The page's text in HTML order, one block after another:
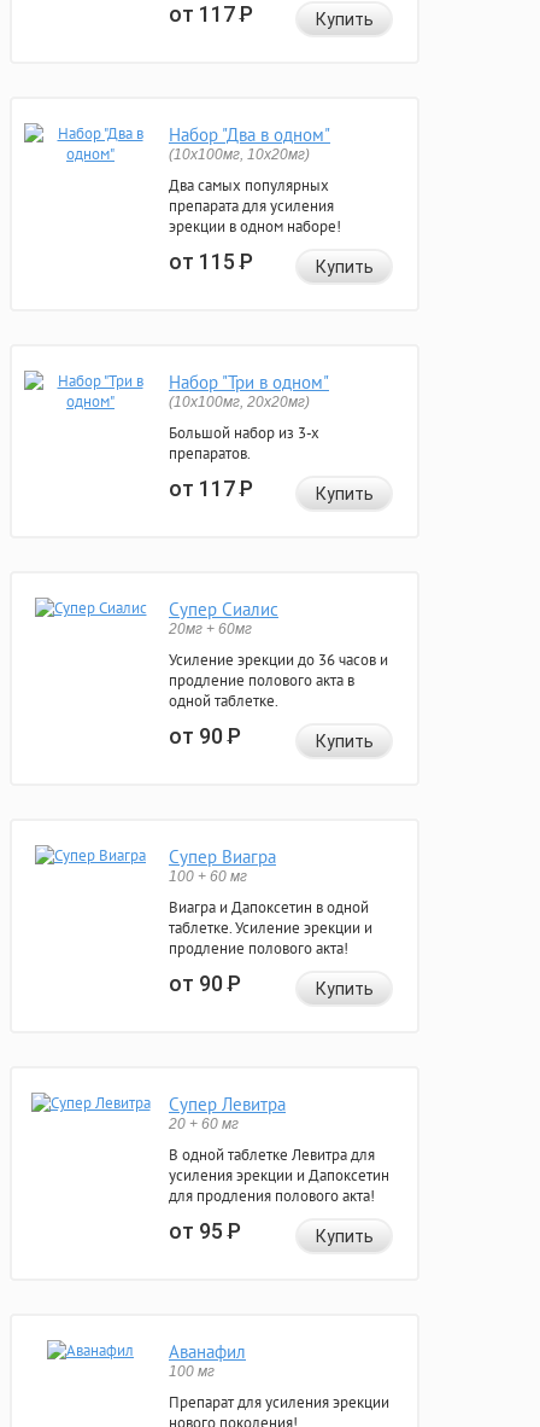
от 117Р Купить
Набор "Два в одном"
(10x100мг, 10x20мг)
Два самых популярных
препарата для усиления
эрекции в одном наборе!
от 115Р Купить
Набор "Три в одном"
(10x100мг, 20x20мг)
Большой набор из 3-х
препаратов.
от 117Р Купить
Супер Сиалис
20мг + 60мг
Усиление эрекции до 36 часов и
продление полового акта в
одной таблетке.
от 90Р Купить
Супер Виагра
100 + 60 мг
Виагра и Дапоксетин в одной
таблетке. Усиление эрекции и
продление полового акта!
от 90Р Купить
Супер Левитра
20 + 60 мг
В одной таблетке Левитра для
усиления эрекции и Дапоксетин
для продления полового акта!
от 95Р Купить
Аванафил
100 мг
Препарат для усиления эрекции